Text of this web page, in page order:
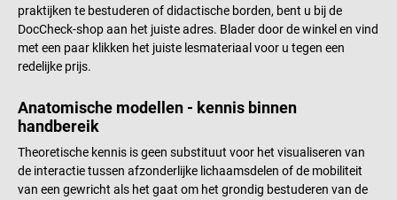
praktijken te bestuderen of didactische borden, bent u bij de
DocCheck-shop aan het juiste adres. Blader door de winkel en vind
met een paar klikken het juiste lesmateriaal voor u tegen een
redelijke prijs.
Anatomische modellen - kennis binnen
handbereik
Theoretische kennis is geen substituut voor het visualiseren van
de interactie tussen afzonderlijke lichaamsdelen of de mobiliteit
van een gewricht als het gaat om het grondig bestuderen van de